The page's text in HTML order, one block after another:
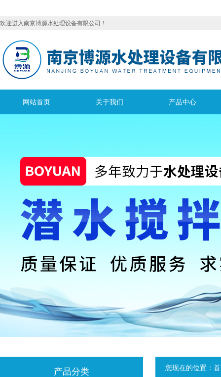
欢迎进入南京博源水处理设备有限公司！
网站首页 关于我们 产品中心
产品分类 您现在的位置：